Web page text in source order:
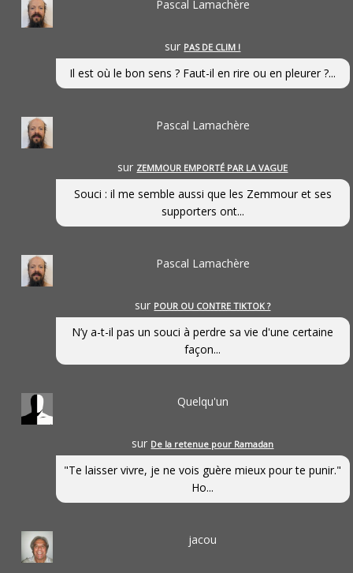
Pascal Lamachère
sur PAS DE CLIM !
Il est où le bon sens ? Faut-il en rire ou en pleurer ?...
Pascal Lamachère
sur ZEMMOUR EMPORTÉ PAR LA VAGUE
Souci : il me semble aussi que les Zemmour et ses
supporters ont...
Pascal Lamachère
sur POUR OU CONTRE TIKTOK ?
N’y a-t-il pas un souci à perdre sa vie d'une certaine
façon...
Quelqu'un
sur De la retenue pour Ramadan
"Te laisser vivre, je ne vois guère mieux pour te punir."
Ho...
jacou